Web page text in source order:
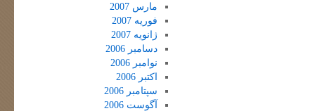
مارس 2007
فوریه 2007
ژانویه 2007
دسامبر 2006
نوامبر 2006
اکتبر 2006
سپتامبر 2006
آگوست 2006